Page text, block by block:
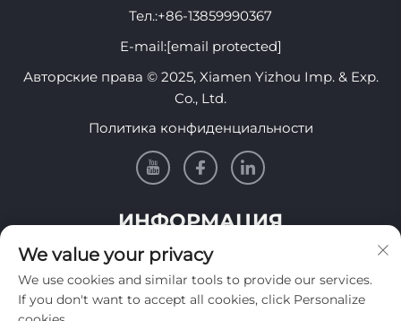
Тел.:+86-13859990367
E-mail:[email protected]
Авторские права © 2025, Xiamen Yizhou Imp. & Exp.
Co., Ltd.
Политика конфиденциальности
ИНФОРМАЦИЯ
Подпишитесь, чтобы получать нашу еженедельную
рассылку
We value your privacy
We use cookies and similar tools to provide our services.
If you don't want to accept all cookies, click Personalize